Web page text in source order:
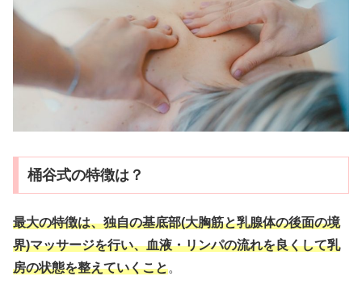
桶谷式の特徴は？
最大の特徴は、独自の基底部(大胸筋と乳腺体の後面の境
界)マッサージを行い、血液・リンパの流れを良くして乳
房の状態を整えていくこと。